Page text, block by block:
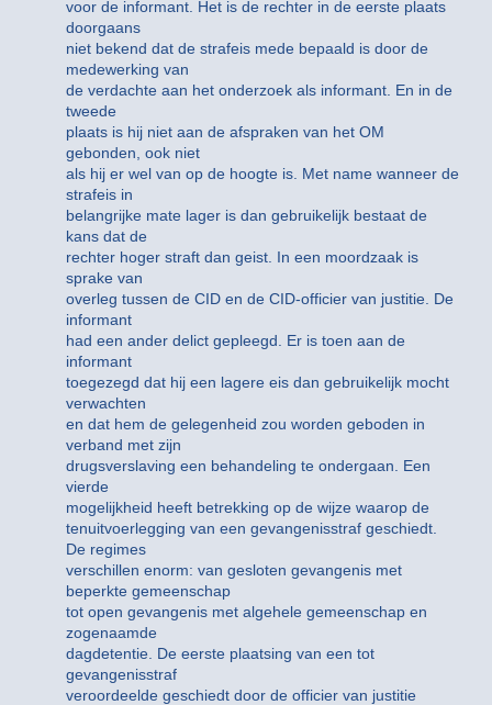
voor de informant. Het is de rechter in de eerste plaats
doorgaans
niet bekend dat de strafeis mede bepaald is door de
medewerking van
de verdachte aan het onderzoek als informant. En in de
tweede
plaats is hij niet aan de afspraken van het OM
gebonden, ook niet
als hij er wel van op de hoogte is. Met name wanneer de
strafeis in
belangrijke mate lager is dan gebruikelijk bestaat de
kans dat de
rechter hoger straft dan geist. In een moordzaak is
sprake van
overleg tussen de CID en de CID-officier van justitie. De
informant
had een ander delict gepleegd. Er is toen aan de
informant
toegezegd dat hij een lagere eis dan gebruikelijk mocht
verwachten
en dat hem de gelegenheid zou worden geboden in
verband met zijn
drugsverslaving een behandeling te ondergaan. Een
vierde
mogelijkheid heeft betrekking op de wijze waarop de
tenuitvoerlegging van een gevangenisstraf geschiedt.
De regimes
verschillen enorm: van gesloten gevangenis met
beperkte gemeenschap
tot open gevangenis met algehele gemeenschap en
zogenaamde
dagdetentie. De eerste plaatsing van een tot
gevangenisstraf
veroordeelde geschiedt door de officier van justitie